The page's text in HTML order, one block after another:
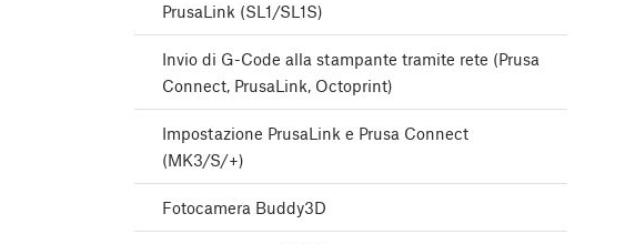
PrusaLink (SL1/SL1S)
Invio di G-Code alla stampante tramite rete (Prusa
Connect, PrusaLink, Octoprint)
Impostazione PrusaLink e Prusa Connect
(MK3/S/+)
Fotocamera Buddy3D